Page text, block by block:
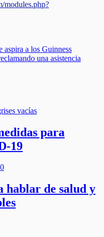
modules.php?
aspira a los Guinness
una asistencia
para
19
hablar de salud y